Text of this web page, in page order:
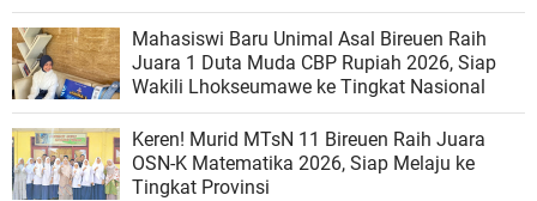
Mahasiswi Baru Unimal Asal Bireuen Raih
Juara 1 Duta Muda CBP Rupiah 2026, Siap
Wakili Lhokseumawe ke Tingkat Nasional
Keren! Murid MTsN 11 Bireuen Raih Juara
OSN-K Matematika 2026, Siap Melaju ke
Tingkat Provinsi